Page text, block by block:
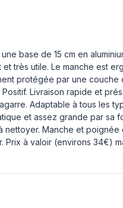
Durabilité
Ne
Quantité
base de 15 cm en
très utile. Le manche est
protégée par une couche
Positif. Livraison rapide et
Adaptable à tous les
et assez grande par sa
nettoyer. Manche et
Prix à valoir (environs 34€)